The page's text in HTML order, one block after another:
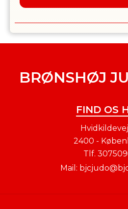
BRØNSHØJ
FIND OS
2400 -
Tlf.
Mail: